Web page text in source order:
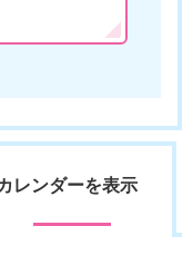
レンダーを表示